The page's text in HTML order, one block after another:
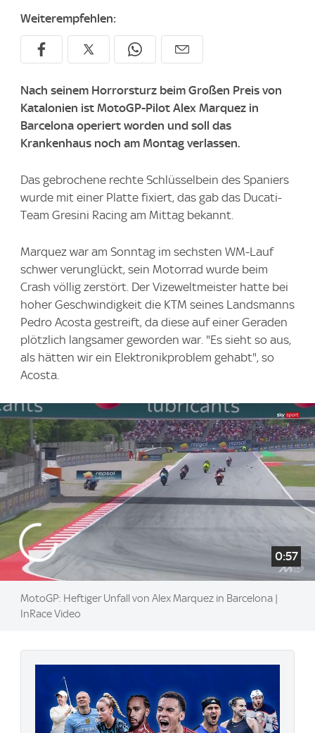
Weiterempfehlen:
Nach seinem Horrorsturz beim Großen Preis von
Katalonien ist MotoGP-Pilot Alex Marquez in
Barcelona operiert worden und soll das
Krankenhaus noch am Montag verlassen.
Das gebrochene rechte Schlüsselbein des Spaniers
wurde mit einer Platte fixiert, das gab das Ducati-
Team Gresini Racing am Mittag bekannt.
Marquez war am Sonntag im sechsten WM-Lauf
schwer verunglückt, sein Motorrad wurde beim
Crash völlig zerstört. Der Vizeweltmeister hatte bei
hoher Geschwindigkeit die KTM seines Landsmanns
Pedro Acosta gestreift, da diese auf einer Geraden
plötzlich langsamer geworden war. "Es sieht so aus,
als hätten wir ein Elektronikproblem gehabt", so
Acosta.
0:57
MotoGP: Heftiger Unfall von Alex Marquez in Barcelona |
InRace Video